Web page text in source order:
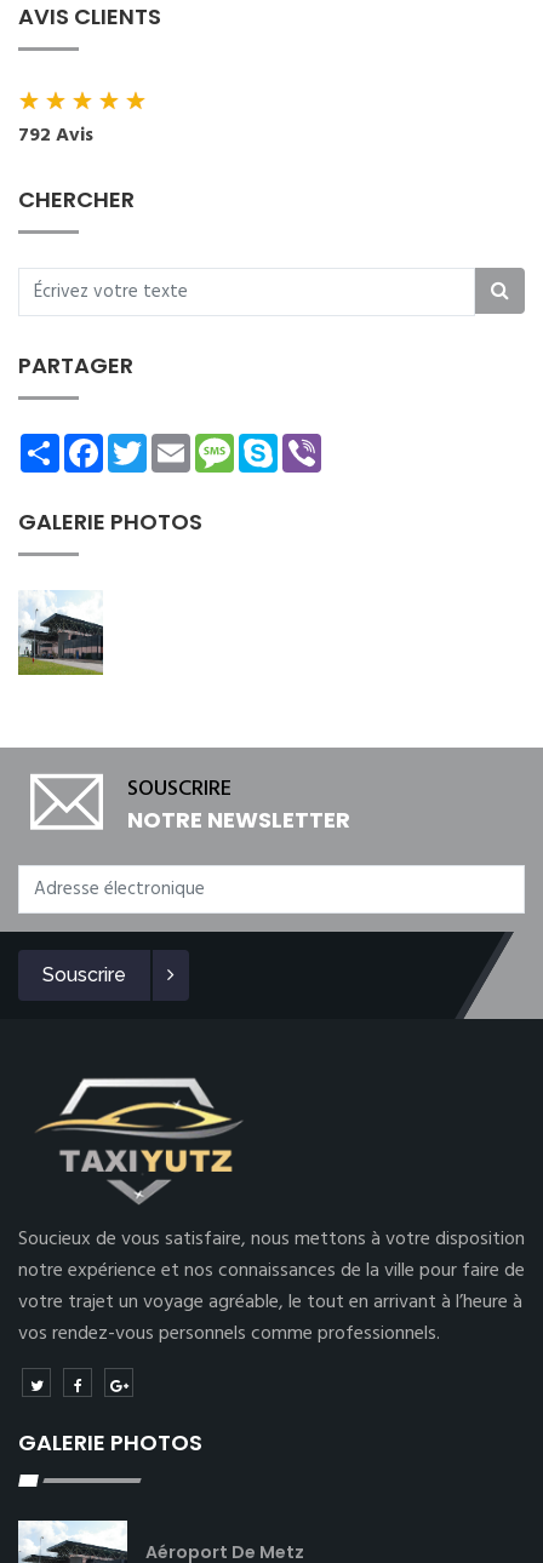
AVIS CLIENTS
★★★★★
792 Avis
CHERCHER
PARTAGER
ShareFacebookTwitterEmailMessage
Skype
GALERIE PHOTOS
SOUSCRIRE
NOTRE NEWSLETTER
Souscrire
Soucieux de vous satisfaire, nous mettons à votre disposition
notre expérience et nos connaissances de la ville pour faire de
votre trajet un voyage agréable, le tout en arrivant à l’heure à
vos rendez-vous personnels comme professionnels.
GALERIE PHOTOS
Aéroport De Metz